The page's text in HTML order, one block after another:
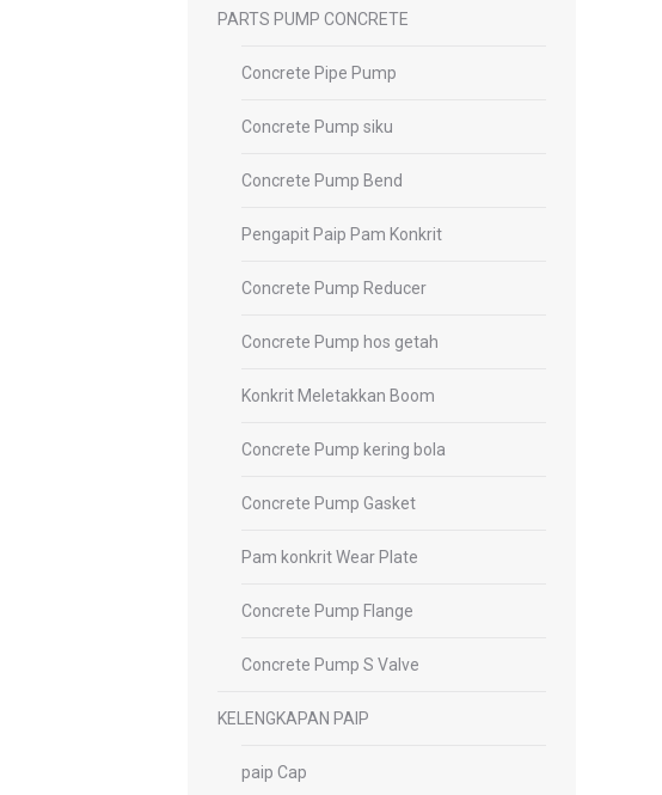
PARTS PUMP CONCRETE
Concrete Pipe Pump
Concrete Pump siku
Concrete Pump Bend
Pengapit Paip Pam Konkrit
Concrete Pump Reducer
Concrete Pump hos getah
Konkrit Meletakkan Boom
Concrete Pump kering bola
Concrete Pump Gasket
Pam konkrit Wear Plate
Concrete Pump Flange
Concrete Pump S Valve
KELENGKAPAN PAIP
paip Cap